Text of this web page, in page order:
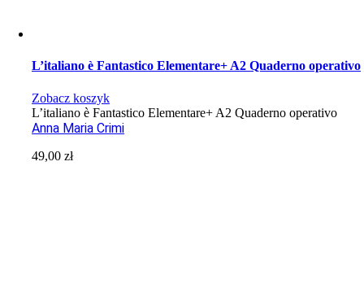
L’italiano è Fantastico Elementare+ A2 Quaderno operativo
Zobacz koszyk
L’italiano è Fantastico Elementare+ A2 Quaderno operativo
Anna Maria Crimi
49,00zł